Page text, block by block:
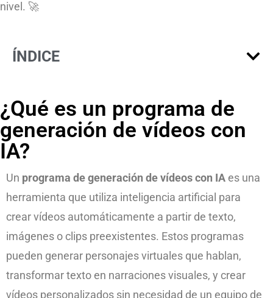
nivel. 🚀
ÍNDICE
¿Qué es un programa de
generación de vídeos con
IA?
Un programa de generación de vídeos con IA es una
herramienta que utiliza inteligencia artificial para
crear vídeos automáticamente a partir de texto,
imágenes o clips preexistentes. Estos programas
pueden generar personajes virtuales que hablan,
transformar texto en narraciones visuales, y crear
vídeos personalizados sin necesidad de un equipo de